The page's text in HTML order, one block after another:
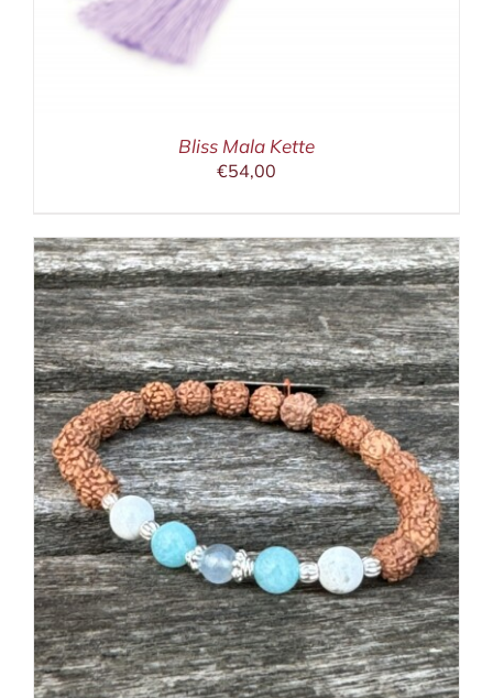
Bliss Mala Kette
€54,00